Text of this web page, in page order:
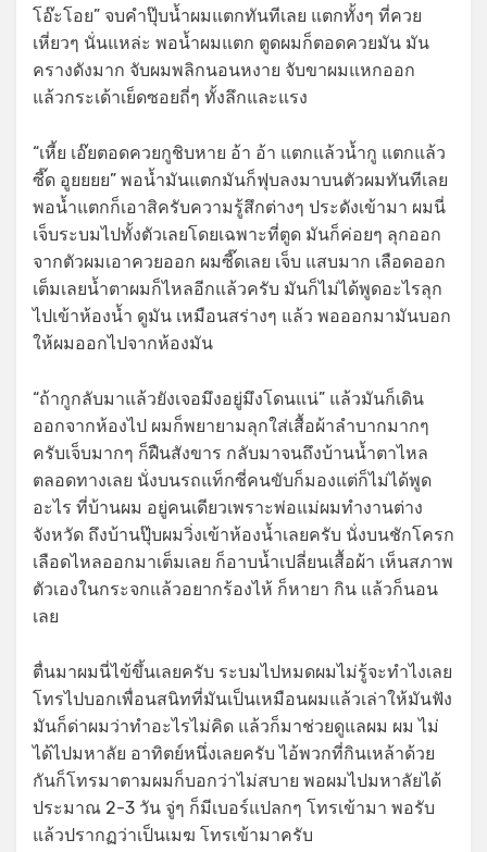
โอ๊ะโอย” จบคำปุ๊บน้ำผมแตกทันทีเลย แตกทั้งๆ ที่ควย
เหี่ยวๆ นั่นแหล่ะ พอน้ำผมแตก ตูดผมก็ตอดควยมัน มัน
ครางดังมาก จับผมพลิกนอนหงาย จับขาผมแหกออก
แล้วกระเด้าเย็ดซอยถี่ๆ ทั้งลึกและแรง
“เหี้ย เอ๊ยตอดควยกูชิบหาย อ้า อ้า แตกแล้วน้ำกู แตกแล้ว
ซี๊ด อูยยยย” พอน้ำมันแตกมันก็ฟุบลงมาบนตัวผมทันทีเลย
พอน้ำแตกก็เอาสิครับความรู้สึกต่างๆ ประดังเข้ามา ผมนี่
เจ็บระบมไปทั้งตัวเลยโดยเฉพาะที่ตูด มันก็ค่อยๆ ลุกออก
จากตัวผมเอาควยออก ผมซี๊ดเลย เจ็บ แสบมาก เลือดออก
เต็มเลยน้ำตาผมก็ไหลอีกแล้วครับ มันก็ไม่ได้พูดอะไรลุก
ไปเข้าห้องน้ำ ดูมัน เหมือนสร่างๆ แล้ว พอออกมามันบอก
ให้ผมออกไปจากห้องมัน
“ถ้ากูกลับมาแล้วยังเจอมึงอยู่มึงโดนแน่” แล้วมันก็เดิน
ออกจากห้องไป ผมก็พยายามลุกใส่เสื้อผ้าลำบากมากๆ
ครับเจ็บมากๆ ก็ฝืนสังขาร กลับมาจนถึงบ้านน้ำตาไหล
ตลอดทางเลย นั่งบนรถแท็กซี่คนขับก็มองแต่ก็ไม่ได้พูด
อะไร ที่บ้านผม อยู่คนเดียวเพราะพ่อแม่ผมทำงานต่าง
จังหวัด ถึงบ้านปุ๊บผมวิ่งเข้าห้องน้ำเลยครับ นั่งบนชักโครก
เลือดไหลออกมาเต็มเลย ก็อาบน้ำเปลี่ยนเสื้อผ้า เห็นสภาพ
ตัวเองในกระจกแล้วอยากร้องไห้ ก็หายา กิน แล้วก็นอน
เลย
ตื่นมาผมนี่ไข้ขึ้นเลยครับ ระบมไปหมดผมไม่รู้จะทำไงเลย
โทรไปบอกเพื่อนสนิทที่มันเป็นเหมือนผมแล้วเล่าให้มันฟัง
มันก็ด่าผมว่าทำอะไรไม่คิด แล้วก็มาช่วยดูแลผม ผม ไม่
ได้ไปมหาลัย อาทิตย์หนึ่งเลยครับ ไอ้พวกที่กินเหล้าด้วย
กันก็โทรมาตามผมก็บอกว่าไม่สบาย พอผมไปมหาลัยได้
ประมาณ 2-3 วัน จู่ๆ ก็มีเบอร์แปลกๆ โทรเข้ามา พอรับ
แล้วปรากฏว่าเป็นเมฆ โทรเข้ามาครับ